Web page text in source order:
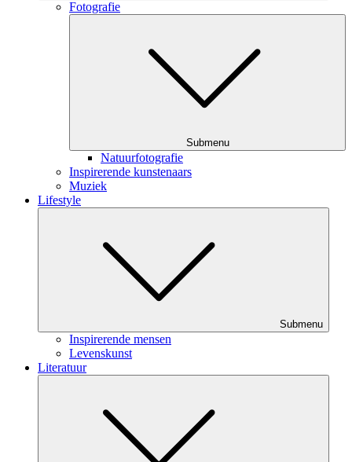
Fotografie
Submenu
Natuurfotografie
Inspirerende kunstenaars
Muziek
Lifestyle
Submenu
Inspirerende mensen
Levenskunst
Literatuur